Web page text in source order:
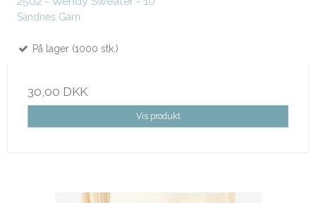
Sandnes Garn
På lager (1000 stk.)
30,00 DKK
Vis produkt